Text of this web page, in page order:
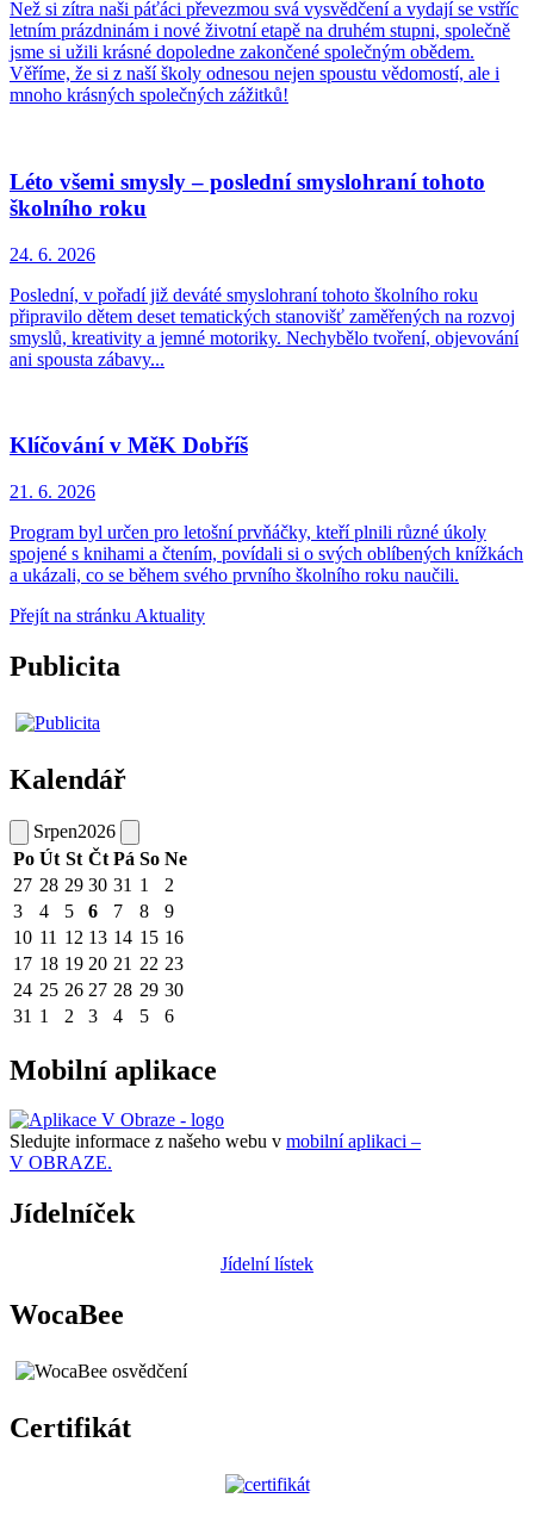
Než si zítra naši páťáci převezmou svá vysvědčení a vydají se vstříc
letním prázdninám i nové životní etapě na druhém stupni, společně
jsme si užili krásné dopoledne zakončené společným obědem.
Věříme, že si z naší školy odnesou nejen spoustu vědomostí, ale i
mnoho krásných společných zážitků!
Léto všemi smysly – poslední smyslohraní tohoto
školního roku
24. 6. 2026
Poslední, v pořadí již deváté smyslohraní tohoto školního roku
připravilo dětem deset tematických stanovišť zaměřených na rozvoj
smyslů, kreativity a jemné motoriky. Nechybělo tvoření, objevování
ani spousta zábavy...
Klíčování v MěK Dobříš
21. 6. 2026
Program byl určen pro letošní prvňáčky, kteří plnili různé úkoly
spojené s knihami a čtením, povídali si o svých oblíbených knížkách
a ukázali, co se během svého prvního školního roku naučili.
Přejít na stránku Aktuality
Publicita
Kalendář
Srpen2026
Po Út St Čt Pá So Ne
27 28 29 30 31 1
2
3
4 5 6 7 8
9
10 11 12 13 14 15 16
17 18 19 20 21 22 23
24 25 26 27 28 29 30
31 1 2 3 4 5 6
Mobilní aplikace
Sledujte informace z našeho webu v mobilní aplikaci –
V OBRAZE.
Jídelníček
Jídelní lístek
WocaBee
Certifikát